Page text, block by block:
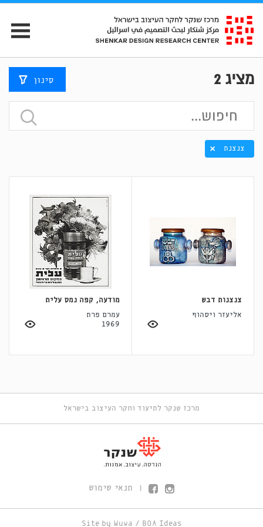
מציג 2 סינון
צנצנת
צנצנות דבש
אליעזר ויסהוף
מודעה, קפה נמס עלית
עמרם פרת
1969
מרכז שנקר לתיעוד וחקר העיצוב בישראל
תנאי שימוש
Site by Wuwa / BOA Ideas